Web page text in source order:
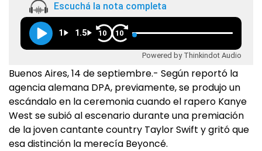
Escuchá la nota completa
1 1.5 10 10
Powered by Thinkindot Audio
Buenos Aires, 14 de septiembre.- Según reportó la
agencia alemana DPA, previamente, se produjo un
escándalo en la ceremonia cuando el rapero Kanye
West se subió al escenario durante una premiación
de la joven cantante country Taylor Swift y gritó que
esa distinción la merecía Beyoncé.